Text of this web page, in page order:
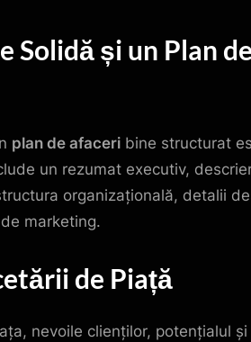
în
de
Solidă și un Plan de
plan de afaceri bine structurat
un rezumat executiv,
organizațională, detalii
marketing.
de Piață
nevoile clienților, potențialul și